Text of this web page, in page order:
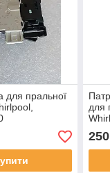
для пральної
для
250